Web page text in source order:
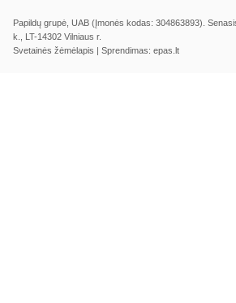
Papildų grupė, UAB (Įmonės kodas: 304863893).
k., LT-14302 Vilniaus r.
Svetainės žėmėlapis | Sprendimas: epas.lt